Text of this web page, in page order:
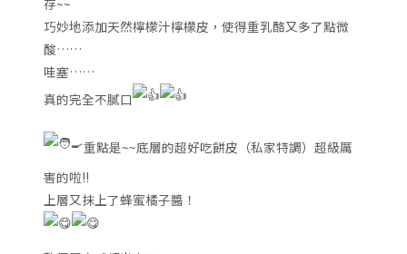
存~~
巧妙地添加天然檸檬汁檸檬皮，使得重乳酪又多了點微
酸……
哇塞……
真的完全不膩口
重點是~~底層的超好吃餅皮（私家特調）超級厲
害的啦!!
上層又抹上了蜂蜜橘子醬！